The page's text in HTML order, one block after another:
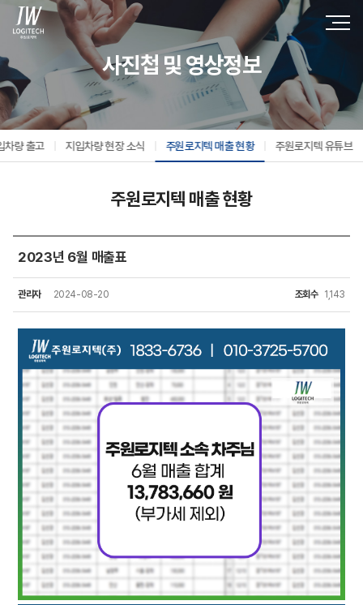
사진첩 및 영상정보
차량 출고 지입차량 현장 소식 주원로지텍 매출 현황 주원로지텍 유튜브
주원로지텍 매출 현황
2023년 6월 매출표
관리자 2024-08-20 조회수 1,143